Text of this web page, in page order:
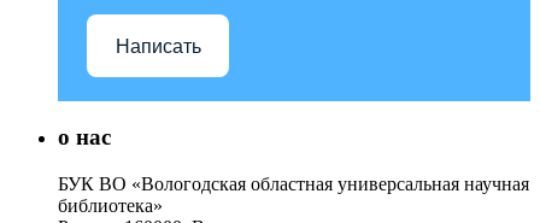
Написать
о нас
БУК ВО «Вологодская областная универсальная научная
библиотека»